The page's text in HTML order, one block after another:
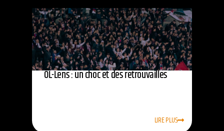
OL-Lens : un choc et des retrouvailles
LIRE PLUS